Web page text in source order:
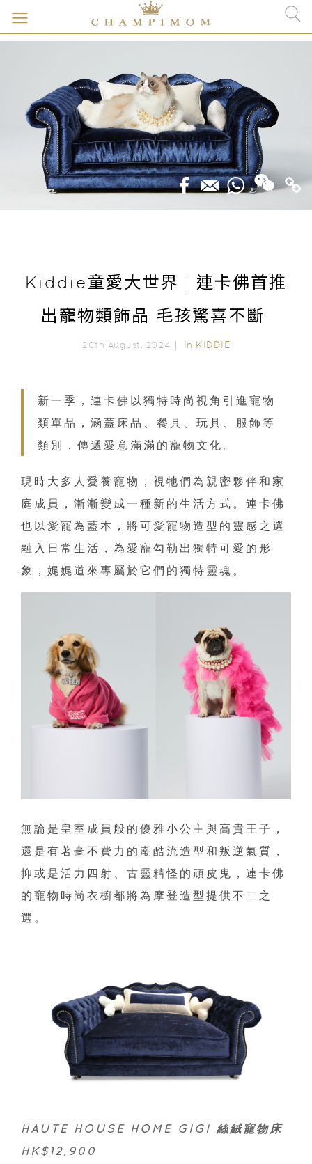
Kiddie童愛大世界｜連卡佛首推
出寵物類飾品 毛孩驚喜不斷
20th August, 2024｜ In KIDDIE
新一季，連卡佛以獨特時尚視角引進寵物
類單品，涵蓋床品、餐具、玩具、服飾等
類別，傳遞愛意滿滿的寵物文化。
現時大多人愛養寵物，視牠們為親密夥伴和家
庭成員，漸漸變成一種新的生活方式。連卡佛
也以愛寵為藍本，將可愛寵物造型的靈感之選
融入日常生活，為愛寵勾勒出獨特可愛的形
象，娓娓道來專屬於它們的獨特靈魂。
無論是皇室成員般的優雅小公主與高貴王子，
還是有著毫不費力的潮酷流造型和叛逆氣質，
抑或是活力四射、古靈精怪的頑皮鬼，連卡佛
的寵物時尚衣櫥都將為摩登造型提供不二之
選。
HAUTE HOUSE HOME GIGI 絲絨寵物床
HK$12,900